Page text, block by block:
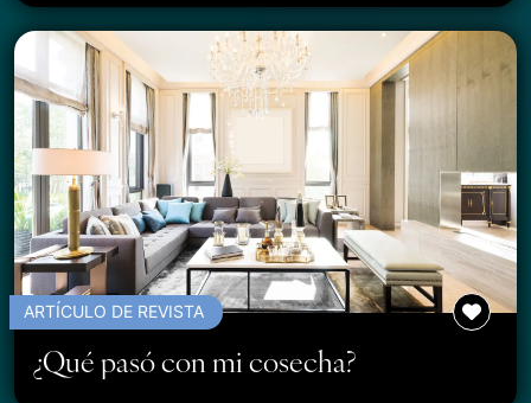
ARTÍCULO DE REVISTA
¿Qué pasó con mi cosecha?